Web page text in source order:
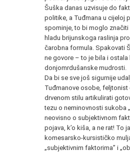
Šuška danas uzvisuje do
politike, a Tuđmana u cijeloj
spominje, to bi moglo značiti
hladu brijunskoga raslinja
čarobna formula. Spakovati
ne govore – to je bila i ostala
donjomrdušanske mudrosti.
Da bi se sve još sigurnije
Tuđmanove osobe, feljtonist
drvenom stilu artikulirati
tezu o neminovnosti sukoba
neovisno o subjektivnom
pojava, k’o kiša, a ne rat! To
komesarsko-kursističko
„subjektivnim faktorima” i